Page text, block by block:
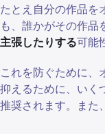
たとえ自分の作品を
も、誰かがその作品
主張したりする可能
これを防ぐために、
抑えるために、いく
推奨されます。また